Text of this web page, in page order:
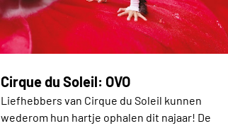
Cirque du Soleil: OVO
Liefhebbers van Cirque du Soleil kunnen
wederom hun hartje ophalen dit najaar! De